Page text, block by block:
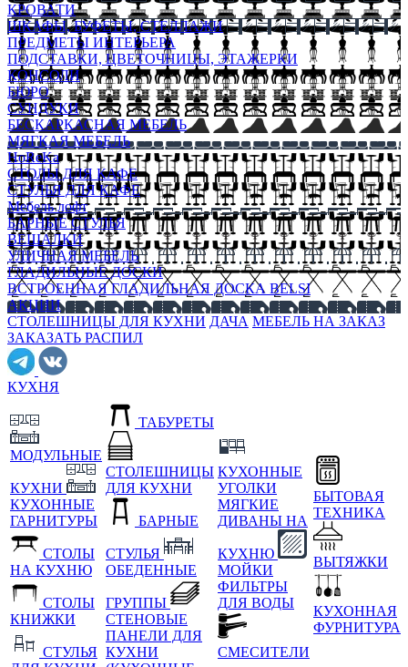
КРОВАТИ
ШКАФЫ, БУФЕТЫ, СТЕЛЛАЖИ
ПРЕДМЕТЫ ИНТЕРЬЕРА
ПОДСТАВКИ, ЦВЕТОЧНИЦЫ, ЭТАЖЕРКИ
КОНСОЛИ
БЮРО
СУНДУКИ
БЕСКАРКАСНАЯ МЕБЕЛЬ
МЯГКАЯ МЕБЕЛЬ
HoReKa
СТОЛЫ ДЛЯ КАФЕ
СТУЛЬЯ ДЛЯ КАФЕ
Мебель лофт
БАРНЫЕ СТУЛЬЯ
ВЕШАЛКИ
УЛИЧНАЯ МЕБЕЛЬ
ГЛАДИЛЬНЫЕ ДОСКИ
ВСТРОЕННАЯ ГЛАДИЛЬНАЯ ДОСКА BELSI
АКЦИИ
СТОЛЕШНИЦЫ ДЛЯ КУХНИ ДАЧА МЕБЕЛЬ НА ЗАКАЗ
ЗАКАЗАТЬ РАСПИЛ
КУХНЯ
МОДУЛЬНЫЕ
КУХНИ
КУХОННЫЕ
ГАРНИТУРЫ
СТОЛЫ
НА КУХНЮ
СТОЛЫ
КНИЖКИ
СТУЛЬЯ
ТАБУРЕТЫ
СТОЛЕШНИЦЫ
ДЛЯ КУХНИ
БАРНЫЕ
СТУЛЬЯ
ОБЕДЕННЫЕ
ГРУППЫ
СТЕНОВЫЕ
ПАНЕЛИ ДЛЯ
КУХНИ
КУХОННЫЕ
УГОЛКИ
МЯГКИЕ
ДИВАНЫ НА
КУХНЮ
МОЙКИ
ФИЛЬТРЫ
ДЛЯ ВОДЫ
СМЕСИТЕЛИ
БЫТОВАЯ
ТЕХНИКА
ВЫТЯЖКИ
КУХОННАЯ
ФУРНИТУРА